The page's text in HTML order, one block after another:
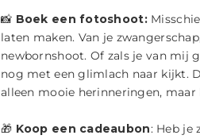
📸 Boek een fotoshoot:
laten maken. Van je
newbornshoot. Of zals je van mij
nog met een glimlach naar kijkt.
alleen mooie herinneringen,
🎁 Koop een cadeaubon: Heb je